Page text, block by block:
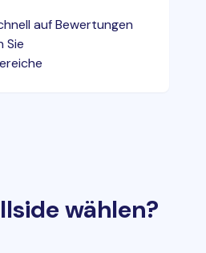
auf Bewertungen
Sie
wählen?